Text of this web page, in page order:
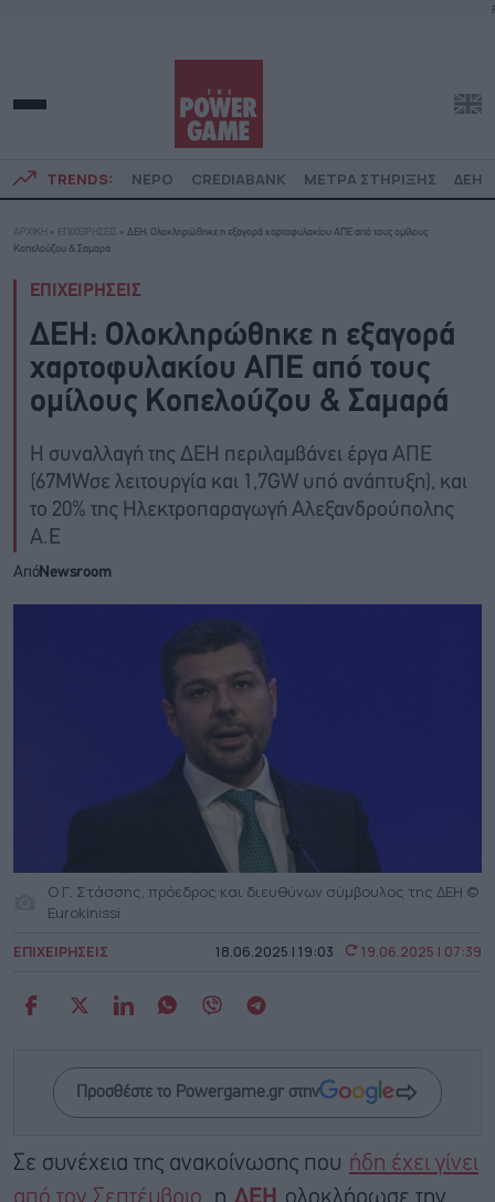
TRENDS: ΝΕΡΟ CREDIABANK ΜΕΤΡΑ ΣΤΗΡΙΞΗΣ ΔΕΗ
ΑΡΧΙΚΗ » ΕΠΙΧΕΙΡΗΣΕΙΣ » ΔΕΗ: Ολοκληρώθηκε η εξαγορά χαρτοφυλακίου ΑΠΕ από τους ομίλους
Κοπελούζου & Σαμαρά
ΕΠΙΧΕΙΡΗΣΕΙΣ
ΔΕΗ: Ολοκληρώθηκε η εξαγορά
χαρτοφυλακίου ΑΠΕ από τους
ομίλους Κοπελούζου & Σαμαρά
Η συναλλαγή της ΔΕΗ περιλαμβάνει έργα ΑΠΕ
(67MWσε λειτουργία και 1,7GW υπό ανάπτυξη), και
το 20% της Ηλεκτροπαραγωγή Αλεξανδρούπολης
Α.Ε
ΑπόNewsroom
Ο Γ. Στάσσης, πρόεδρος και διευθύνων σύμβουλος της ΔΕΗ ©
Eurokinissi
ΕΠΙΧΕΙΡΗΣΕΙΣ 18.06.2025 | 19:03 19.06.2025 | 07:39
Προσθέστε το Powergame.gr στην
Σε συνέχεια της ανακοίνωσης που ήδη έχει γίνει